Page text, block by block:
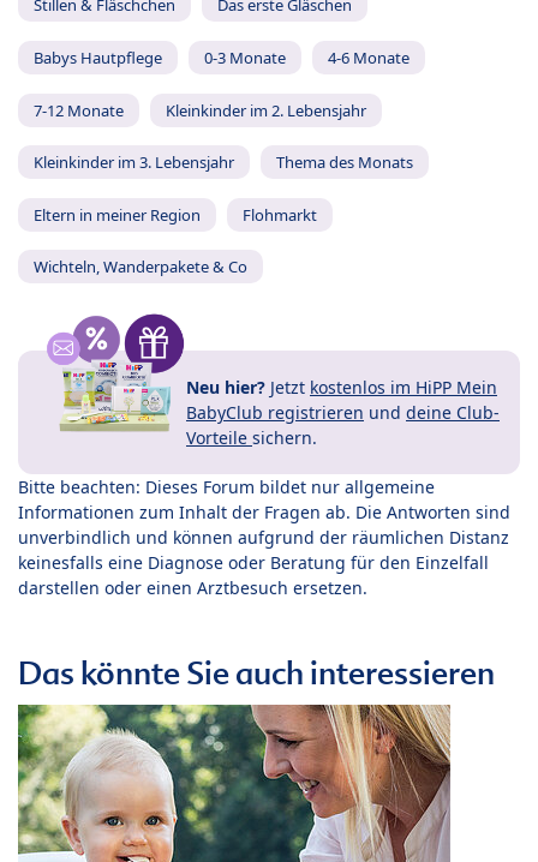
Stillen & Fläschchen Das erste Gläschen
Babys Hautpflege 0-3 Monate 4-6 Monate
7-12 Monate Kleinkinder im 2. Lebensjahr
Kleinkinder im 3. Lebensjahr Thema des Monats
Eltern in meiner Region Flohmarkt
Wichteln, Wanderpakete & Co
Neu hier? Jetzt kostenlos im HiPP Mein
BabyClub registrieren und deine Club-
Vorteile sichern.
Bitte beachten: Dieses Forum bildet nur allgemeine
Informationen zum Inhalt der Fragen ab. Die Antworten sind
unverbindlich und können aufgrund der räumlichen Distanz
keinesfalls eine Diagnose oder Beratung für den Einzelfall
darstellen oder einen Arztbesuch ersetzen.
Das könnte Sie auch interessieren